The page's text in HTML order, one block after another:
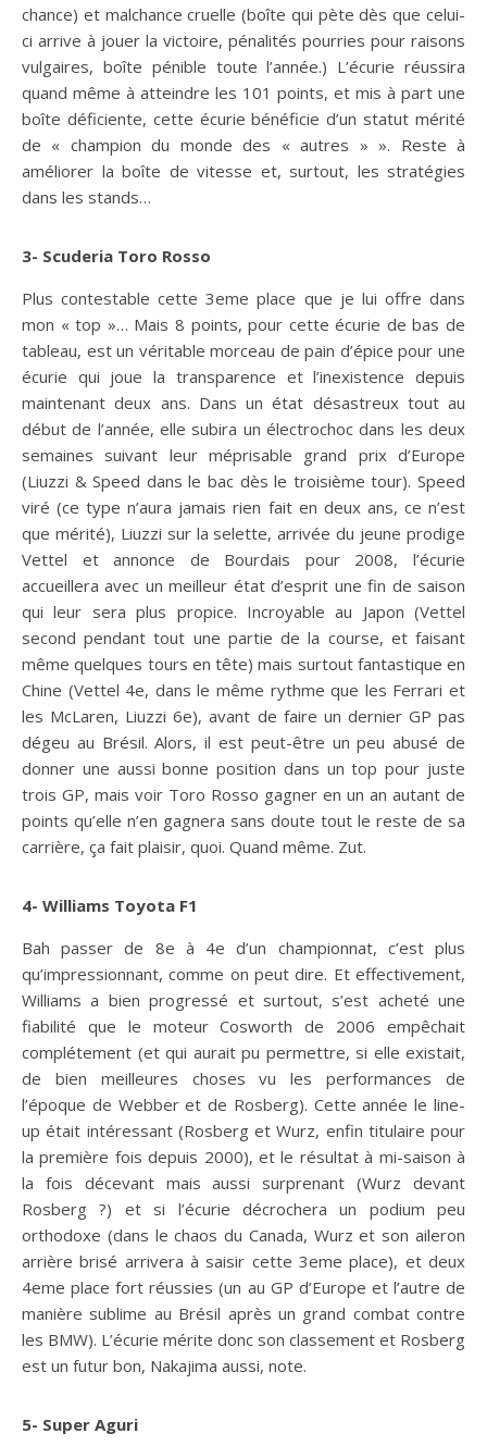
chance) et malchance cruelle (boîte qui pète dès que celui-
ci arrive à jouer la victoire, pénalités pourries pour raisons
vulgaires, boîte pénible toute l’année.) L’écurie réussira
quand même à atteindre les 101 points, et mis à part une
boîte déficiente, cette écurie bénéficie d’un statut mérité
de « champion du monde des « autres » ». Reste à
améliorer la boîte de vitesse et, surtout, les stratégies
dans les stands…
3- Scuderia Toro Rosso
Plus contestable cette 3eme place que je lui offre dans
mon « top »… Mais 8 points, pour cette écurie de bas de
tableau, est un véritable morceau de pain d’épice pour une
écurie qui joue la transparence et l’inexistence depuis
maintenant deux ans. Dans un état désastreux tout au
début de l’année, elle subira un électrochoc dans les deux
semaines suivant leur méprisable grand prix d’Europe
(Liuzzi & Speed dans le bac dès le troisième tour). Speed
viré (ce type n’aura jamais rien fait en deux ans, ce n’est
que mérité), Liuzzi sur la selette, arrivée du jeune prodige
Vettel et annonce de Bourdais pour 2008, l’écurie
accueillera avec un meilleur état d’esprit une fin de saison
qui leur sera plus propice. Incroyable au Japon (Vettel
second pendant tout une partie de la course, et faisant
même quelques tours en tête) mais surtout fantastique en
Chine (Vettel 4e, dans le même rythme que les Ferrari et
les McLaren, Liuzzi 6e), avant de faire un dernier GP pas
dégeu au Brésil. Alors, il est peut-être un peu abusé de
donner une aussi bonne position dans un top pour juste
trois GP, mais voir Toro Rosso gagner en un an autant de
points qu’elle n’en gagnera sans doute tout le reste de sa
carrière, ça fait plaisir, quoi. Quand même. Zut.
4- Williams Toyota F1
Bah passer de 8e à 4e d’un championnat, c’est plus
qu’impressionnant, comme on peut dire. Et effectivement,
Williams a bien progressé et surtout, s’est acheté une
fiabilité que le moteur Cosworth de 2006 empêchait
complétement (et qui aurait pu permettre, si elle existait,
de bien meilleures choses vu les performances de
l’époque de Webber et de Rosberg). Cette année le line-
up était intéressant (Rosberg et Wurz, enfin titulaire pour
la première fois depuis 2000), et le résultat à mi-saison à
la fois décevant mais aussi surprenant (Wurz devant
Rosberg ?) et si l’écurie décrochera un podium peu
orthodoxe (dans le chaos du Canada, Wurz et son aileron
arrière brisé arrivera à saisir cette 3eme place), et deux
4eme place fort réussies (un au GP d’Europe et l’autre de
manière sublime au Brésil après un grand combat contre
les BMW). L’écurie mérite donc son classement et Rosberg
est un futur bon, Nakajima aussi, note.
5- Super Aguri